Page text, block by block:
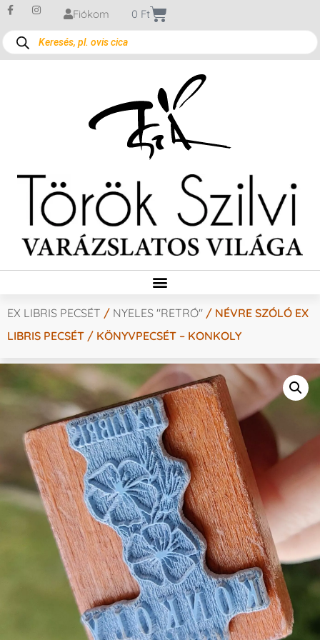
Fiókom 0 Ft
EX LIBRIS PECSÉT / NYELES "RETRÓ" / NÉVRE SZÓLÓ EX
LIBRIS PECSÉT / KÖNYVPECSÉT – KONKOLY